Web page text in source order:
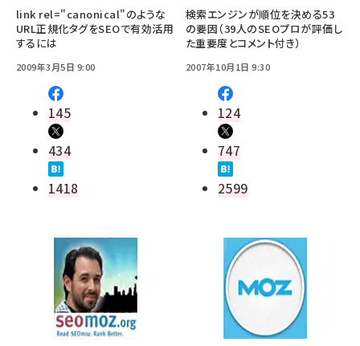
link rel="canonical"のような
URL正規化タグをSEOで有効活用
するには
2009年3月5日 9:00
145
434
1418
検索エンジンが順位を決める53
の要因（39人のSEOプロが評価し
た重要度とコメント付き）
2007年10月1日 9:30
124
747
2599